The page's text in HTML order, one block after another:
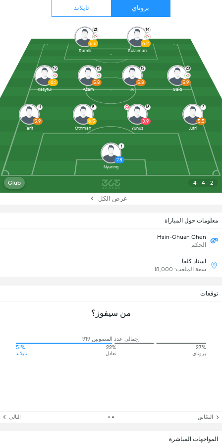
بروناي تايلاند
4 - 4 - 2
Club
1
7.8
Nyaring
11
5.9
Tarif
5
6.5
Othman
16
3.9
Yunus
2
5.5
Jufri
13
6.1
Kasyful
15
5.8
Azam
12
5.8
K.
23
5.9
Said
21
6.6
Ramlli
14
6.2
Sulaiman
عرض الكل
معلومات حول المباراة
Hsin-Chuan Chen
الحكم
استاد كلفا
سعة الملعب: 18,000
توقعات
من سيفوز؟
إجمالي عدد المصوتين 919
27%
بروناي
22%
تعادل
51%
تايلاند
السّابق التالي
المواجهات المباشرة